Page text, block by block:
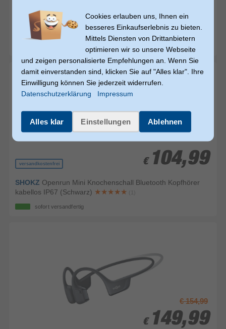
AppleAirPods Pro (3. Gen) In-Ear Bluetooth Kopfhörer
Kabellos TWS 10 h Laufzeit IP57 (Weiß)
versandkostenfrei € 104,99
€ 104,99
SHOKZ Openrun Mini Knochenschall Bluetooth Kopfhörer
kabellos IP67 (Schwarz)
(1)
sofort versandfertig
€ 154,99
€ 149,99
€ 149,99
Cookies erlauben uns, Ihnen ein
besseres Einkaufserlebnis zu bieten.
Mittels Diensten von Drittanbietern
optimieren wir so unsere Webseite
und zeigen personalisierte Empfehlungen an. Wenn Sie
damit einverstanden sind, klicken Sie auf "Alles klar". Ihre
Einwilligung können Sie jederzeit widerrufen.
Datenschutzerklärung
Impressum
Alles klar Einstellungen Ablehnen